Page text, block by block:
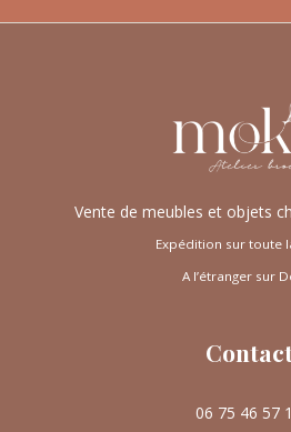
Vente de meubles et objets
Expédition sur toute
A l’étranger sur
06 75 46 57